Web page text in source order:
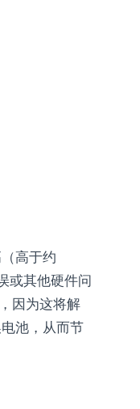
高于约
或其他硬件问
因为这将解
池，从而节